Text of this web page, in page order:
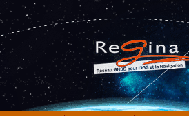
Jump to Navigation